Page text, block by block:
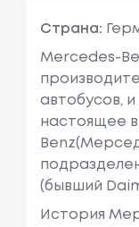
Страна:
Mercedes-
автобусов,
настоящее
(бывший
История